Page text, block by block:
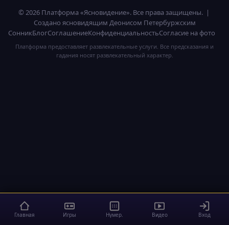
© 2026 Платформа «Ясновидение». Все права защищены. |
Создано ясновидящим Деонисом Петербуржским
СонникБлогСоглашениеКонфиденциальностьСогласие на фото
Платформа предоставляет развлекательные услуги. Все предсказания и
гадания носят развлекательный характер.
Главная Игры Нумер. Видео Вход